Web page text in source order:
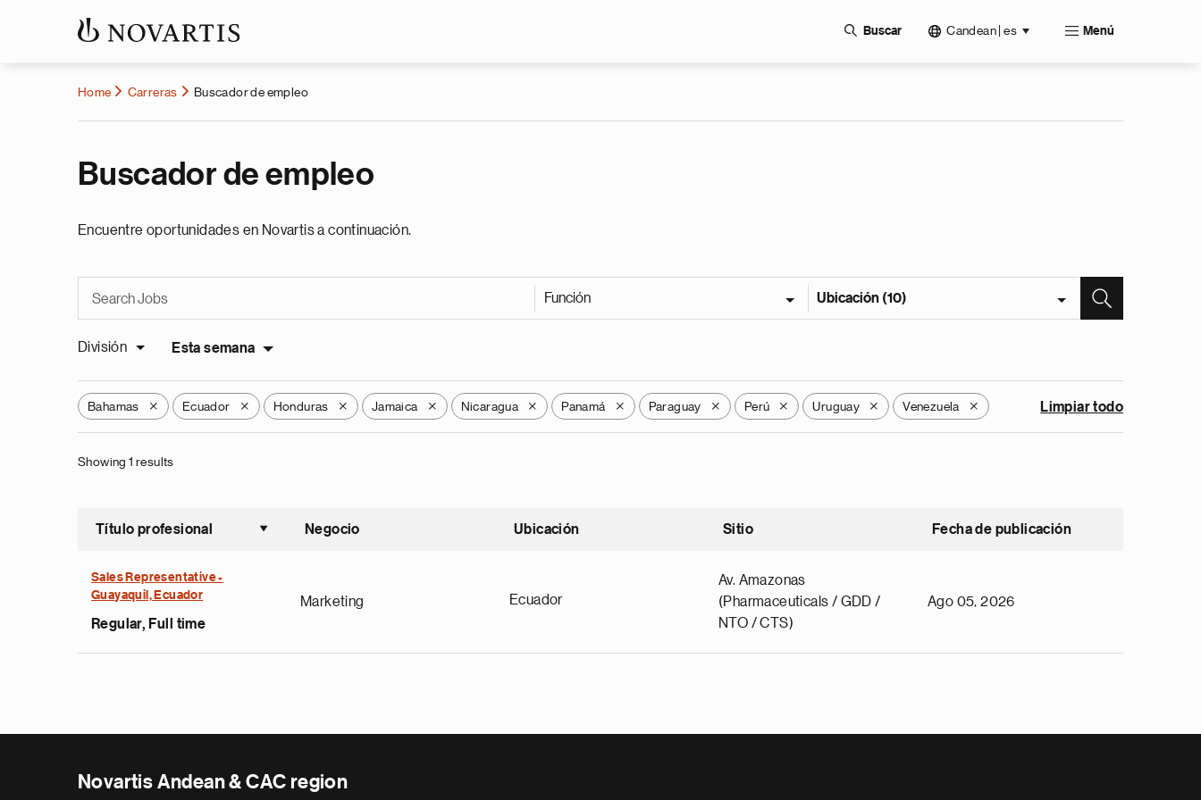
Buscar Candean | es Menú
Home Carreras Buscador de empleo
Buscador de empleo
Encuentre oportunidades en Novartis a continuación.
Función Ubicación (10)
División Esta semana
Bahamas X Ecuador X Honduras X Jamaica X Nicaragua X Panamá X Paraguay X Perú X Uruguay X Venezuela X Limpiar todo
Showing 1 results
Título profesional
Ordenar ascendente
Negocio Ubicación Sitio Fecha de publicación
Sales Representative -
Guayaquil, Ecuador
Regular, Full time
Marketing Ecuador
Av. Amazonas
(Pharmaceuticals / GDD /
NTO / CTS)
Ago 05, 2026
Novartis Andean & CAC region